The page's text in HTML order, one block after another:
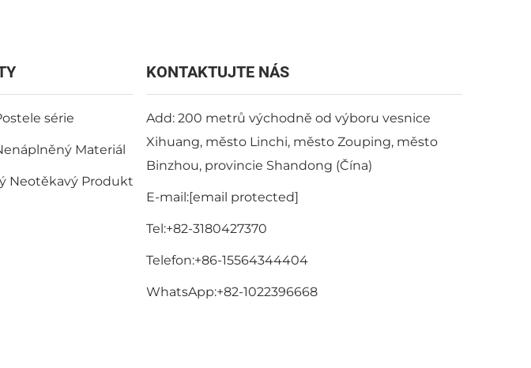
série
Materiál
Neotěkavý Produkt
KONTAKTUJTE NÁS
Add: 200 metrů východně od výboru vesnice
Xihuang, město Linchi, město Zouping, město
Binzhou, provincie Shandong (Čína)
E-mail:[email protected]
Tel:+82-3180427370
Telefon:+86-15564344404
WhatsApp:+82-1022396668